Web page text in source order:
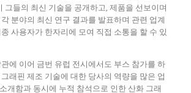
그들의 최신 기술을 공개하고, 제품을 선보이며
분야의 최신 연구 결과를 발표하며 관련 업계
사용자가 한자리에 모여 직접 소통을 할 수 있
에 이어 금번 유럽 전시에서도 부스 참가를 하
그래핀 제조 기술에 대한 당사의 역량을 많은 업
개함과 동시에 누적 참석으로 인한 산화 그래